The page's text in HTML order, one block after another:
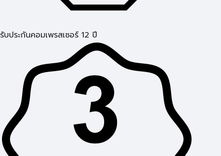
รับประกันคอมเพรสเซอร์ 12 ปี